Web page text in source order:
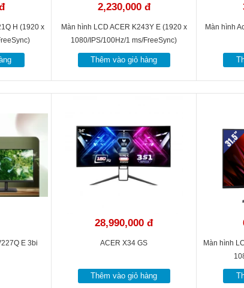
H (1920 x
2,230,000 đ
Màn hình LCD ACER K243Y E (1920 x
1080/IPS/100Hz/1 ms/FreeSync)
Thêm vào giỏ hàng
Màn hình
E 3bi
28,990,000 đ
ACER X34 GS
Thêm vào giỏ hàng
Màn hình